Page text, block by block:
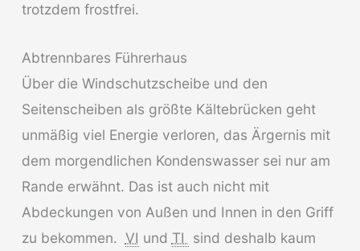
trotzdem frostfrei.
Abtrennbares Führerhaus
Über die Windschutzscheibe und den
Seitenscheiben als größte Kältebrücken geht
unmäßig viel Energie verloren, das Ärgernis mit
dem morgendlichen Kondenswasser sei nur am
Rande erwähnt. Das ist auch nicht mit
Abdeckungen von Außen und Innen in den Griff
zu bekommen. VI und TI
sind deshalb kaum